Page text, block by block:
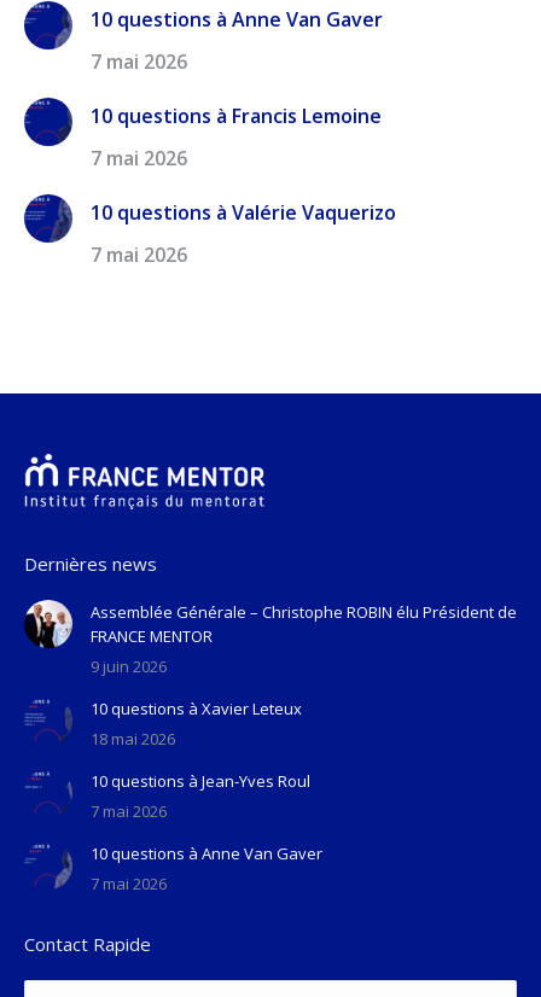
10 questions à Anne Van Gaver
7 mai 2026
10 questions à Francis Lemoine
7 mai 2026
10 questions à Valérie Vaquerizo
7 mai 2026
Dernières news
Assemblée Générale – Christophe ROBIN élu Président de
FRANCE MENTOR
9 juin 2026
10 questions à Xavier Leteux
18 mai 2026
10 questions à Jean-Yves Roul
7 mai 2026
10 questions à Anne Van Gaver
7 mai 2026
Contact Rapide